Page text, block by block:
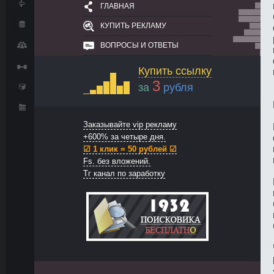
ГЛАВНАЯ
КУПИТЬ РЕКЛАМУ
ВОПРОСЫ И ОТВЕТЫ
Купить ссылку
за 3 рубля
Заказывайте vip рекламу
+600% за четыре дня.
☑ 1 клик = 50 рублей ☑
Fs. без вложений.
Тг канал по заработку